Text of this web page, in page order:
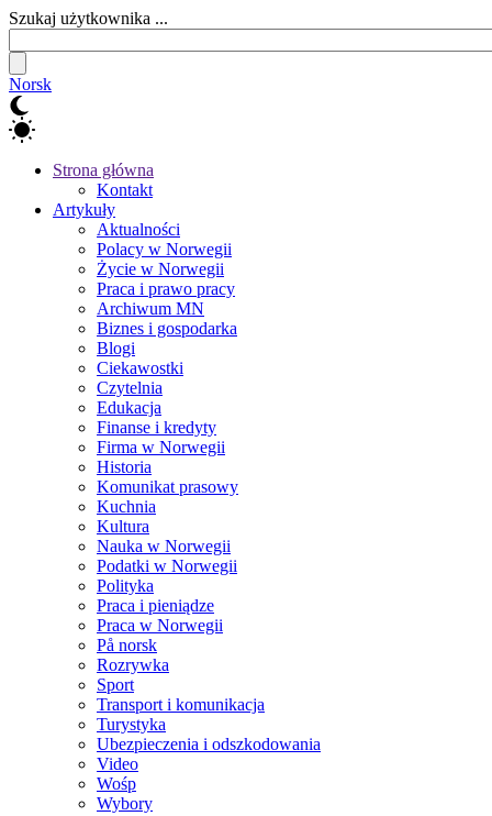
Szukaj użytkownika ...
Norsk
Strona główna
Kontakt
Artykuły
Aktualności
Polacy w Norwegii
Życie w Norwegii
Praca i prawo pracy
Archiwum MN
Biznes i gospodarka
Blogi
Ciekawostki
Czytelnia
Edukacja
Finanse i kredyty
Firma w Norwegii
Historia
Komunikat prasowy
Kuchnia
Kultura
Nauka w Norwegii
Podatki w Norwegii
Polityka
Praca i pieniądze
Praca w Norwegii
På norsk
Rozrywka
Sport
Transport i komunikacja
Turystyka
Ubezpieczenia i odszkodowania
Video
Wośp
Wybory